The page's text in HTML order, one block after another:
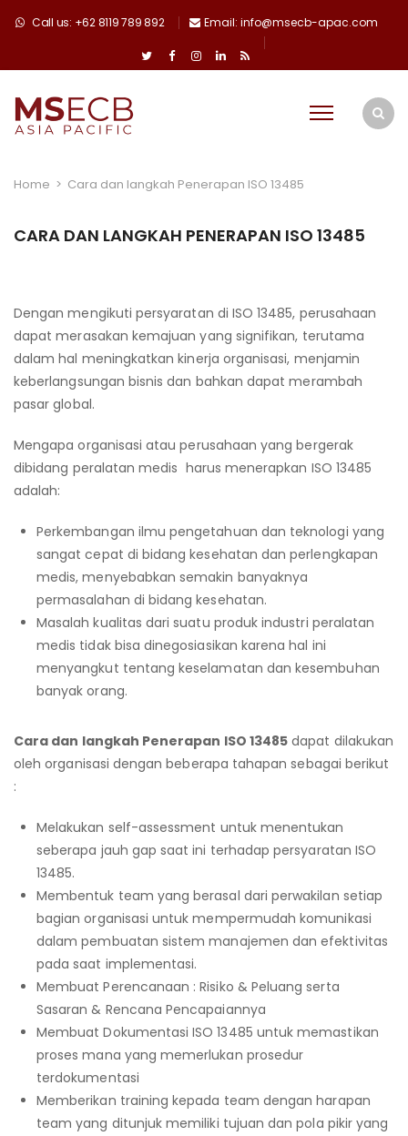
Call us: +62 8119 789 892 Email: info@msecb-apac.com
Home > Cara dan langkah Penerapan ISO 13485
CARA DAN LANGKAH PENERAPAN ISO 13485
Dengan mengikuti persyaratan di ISO 13485, perusahaan
dapat merasakan kemajuan yang signifikan, terutama
dalam hal meningkatkan kinerja organisasi, menjamin
keberlangsungan bisnis dan bahkan dapat merambah
pasar global.
Mengapa organisasi atau perusahaan yang bergerak
dibidang peralatan medis harus menerapkan ISO 13485
adalah:
Perkembangan ilmu pengetahuan dan teknologi yang
sangat cepat di bidang kesehatan dan perlengkapan
medis, menyebabkan semakin banyaknya
permasalahan di bidang kesehatan.
Masalah kualitas dari suatu produk industri peralatan
medis tidak bisa dinegosiasikan karena hal ini
menyangkut tentang keselamatan dan kesembuhan
banyak orang.
Cara dan langkah Penerapan ISO 13485 dapat dilakukan
oleh organisasi dengan beberapa tahapan sebagai berikut
:
Melakukan self-assessment untuk menentukan
seberapa jauh gap saat ini terhadap persyaratan ISO
13485.
Membentuk team yang berasal dari perwakilan setiap
bagian organisasi untuk mempermudah komunikasi
dalam pembuatan sistem manajemen dan efektivitas
pada saat implementasi.
Membuat Perencanaan : Risiko & Peluang serta
Sasaran & Rencana Pencapaiannya
Membuat Dokumentasi ISO 13485 untuk memastikan
proses mana yang memerlukan prosedur
terdokumentasi
Memberikan training kepada team dengan harapan
team yang ditunjuk memiliki tujuan dan pola pikir yang